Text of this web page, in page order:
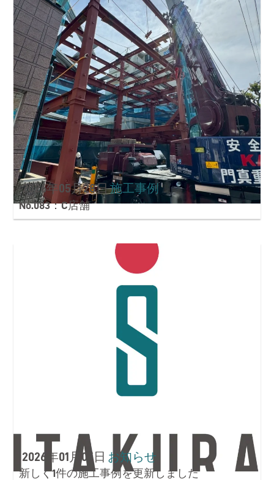
2026年05月28日施工事例
No.083：C店舗
2026年01月05日 お知らせ
新しく1件の施工事例を更新しました